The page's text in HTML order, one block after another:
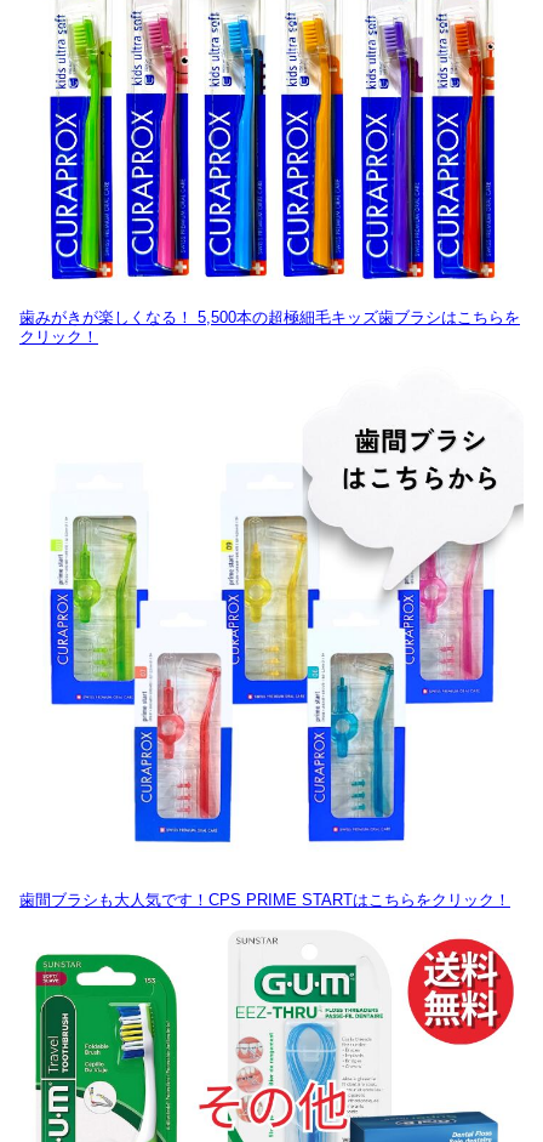
歯みがきが楽しくなる！ 5,500本の超極細毛キッズ歯ブラシはこちらを
クリック！
歯間ブラシも大人気です！CPS PRIME STARTはこちらをクリック！